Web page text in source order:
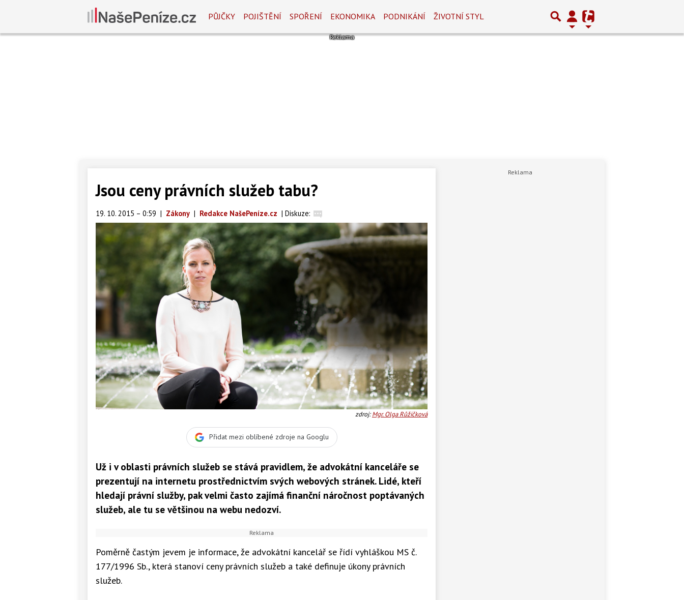
PŮJČKY POJIŠTĚNÍ SPOŘENÍ EKONOMIKA PODNIKÁNÍ ŽIVOTNÍ STYL
Jsou ceny právních služeb tabu?
19. 10. 2015 – 0:59 | Zákony | Redakce NašePeníze.cz | Diskuze:
zdroj:Mgr. Olga Růžičková
Přidat mezi oblíbené zdroje na Googlu
Už i v oblasti právních služeb se stává pravidlem, že advokátní kanceláře se
prezentují na internetu prostřednictvím svých webových stránek. Lidé, kteří
hledají právní služby, pak velmi často zajímá finanční náročnost poptávaných
služeb, ale tu se většinou na webu nedozví.
Poměrně častým jevem je informace, že advokátní kancelář se řídí vyhláškou MS č.
177/1996 Sb., která stanoví ceny právních služeb a také definuje úkony právních
služeb.